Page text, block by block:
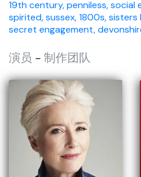
19th century,penniless,social
spirited,sussex,1800s,sisters
secret engagement,
演员 - 制作团队